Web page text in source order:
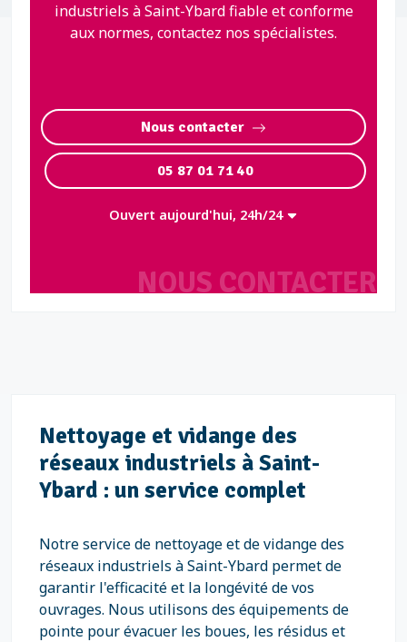
NOUS CONTACTER
industriels à Saint-Ybard fiable et conforme
aux normes, contactez nos spécialistes.
Nous contacter
05 87 01 71 40
Ouvert aujourd'hui, 24h/24
Nettoyage et vidange des
réseaux industriels à Saint-
Ybard : un service complet
Notre service de nettoyage et de vidange des
réseaux industriels à Saint-Ybard permet de
garantir l'efficacité et la longévité de vos
ouvrages. Nous utilisons des équipements de
pointe pour évacuer les boues, les résidus et